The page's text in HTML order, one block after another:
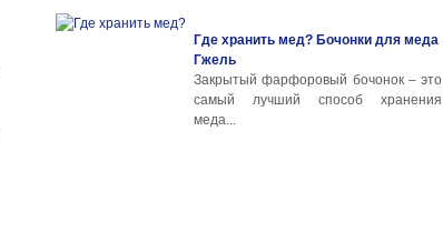
Где хранить мед? Бочонки для меда
Гжель
Закрытый фарфоровый бочонок – это
самый лучший способ хранения
меда...